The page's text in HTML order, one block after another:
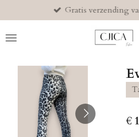
direct
naar
Gratis verzending
€